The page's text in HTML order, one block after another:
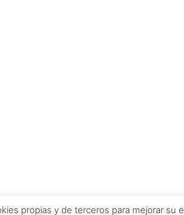
propias y de terceros para mejorar su